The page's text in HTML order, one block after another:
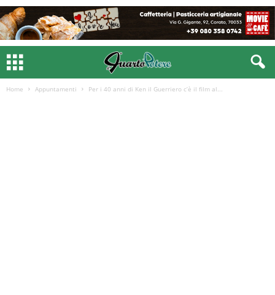
Home Appuntamenti Per i 40 anni di Ken il Guerriero c’è il film al...